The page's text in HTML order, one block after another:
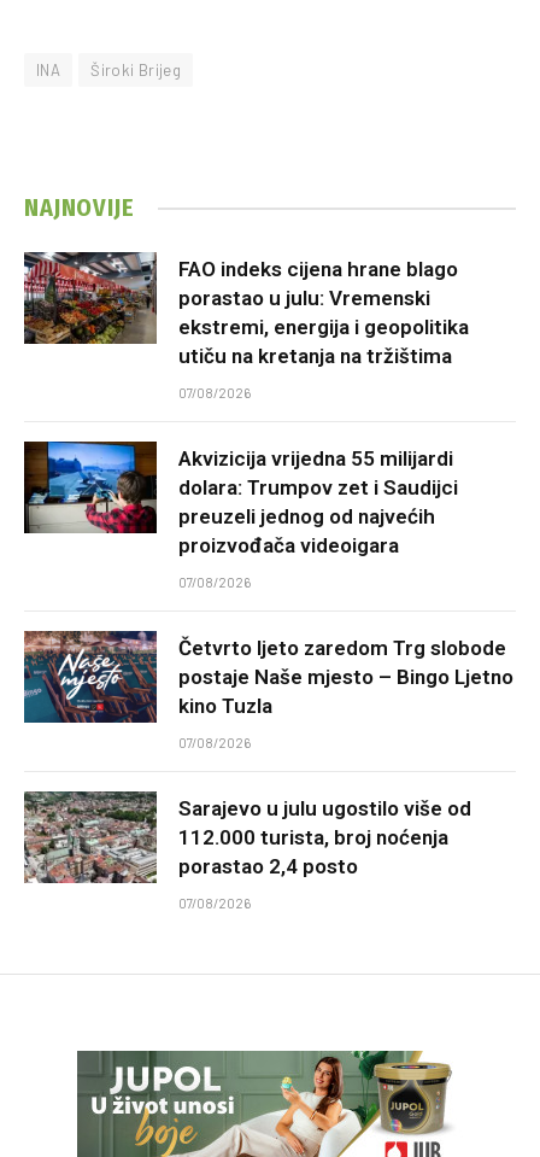
INA Široki Brijeg
NAJNOVIJE
FAO indeks cijena hrane blago
porastao u julu: Vremenski
ekstremi, energija i geopolitika
utiču na kretanja na tržištima
07/08/2026
Akvizicija vrijedna 55 milijardi
dolara: Trumpov zet i Saudijci
preuzeli jednog od najvećih
proizvođača videoigara
07/08/2026
Četvrto ljeto zaredom Trg slobode
postaje Naše mjesto – Bingo Ljetno
kino Tuzla
07/08/2026
Sarajevo u julu ugostilo više od
112.000 turista, broj noćenja
porastao 2,4 posto
07/08/2026